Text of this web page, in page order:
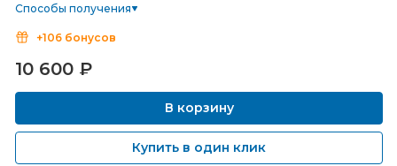
Способы получения
+106 бонусов
10 600 ₽
В корзину
Купить в один клик